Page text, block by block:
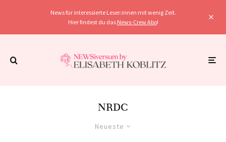
News für interessierte Leser:innen mit wenig Zeit.
Hier findest du das News-Crew Abo!
NRDC
Neueste